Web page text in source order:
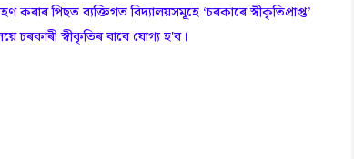
পিছত ব্যক্তিগত বিদ্যালয়সমূহে ‘চৰকাৰে স্বীকৃতিপ্ৰাপ্ত’
চৰকাৰী স্বীকৃতিৰ বাবে যোগ্য হ'ব।